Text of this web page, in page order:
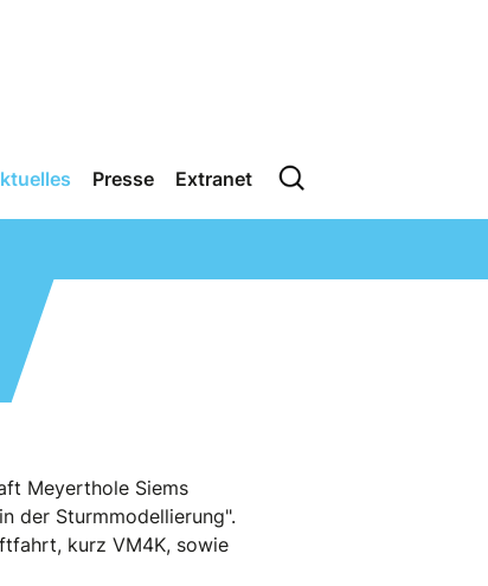
Presse Extranet
Meyerthole Siems
der Sturmmodellierung".
kurz VM4K, sowie